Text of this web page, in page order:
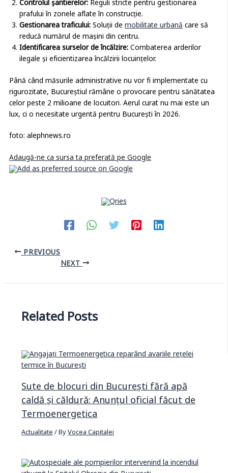
Controlul șantierelor: Reguli stricte pentru gestionarea
prafului în zonele aflate în construcție.
Gestionarea traficului: Soluții de mobilitate urbană care să
reducă numărul de mașini din centru.
Identificarea surselor de încălzire: Combaterea arderilor
ilegale și eficientizarea încălzirii locuințelor.
Până când măsurile administrative nu vor fi implementate cu
rigurozitate, Bucureștiul rămâne o provocare pentru sănătatea
celor peste 2 milioane de locuitori. Aerul curat nu mai este un
lux, ci o necesitate urgentă pentru București în 2026.
foto: alephnews.ro
Adaugă-ne ca sursa ta preferată pe Google
PREVIOUS
NEXT
Related Posts
Sute de blocuri din București fără apă
caldă și căldură: Anunțul oficial făcut de
Termoenergetica
Actualitate/ ByVocea Capitalei